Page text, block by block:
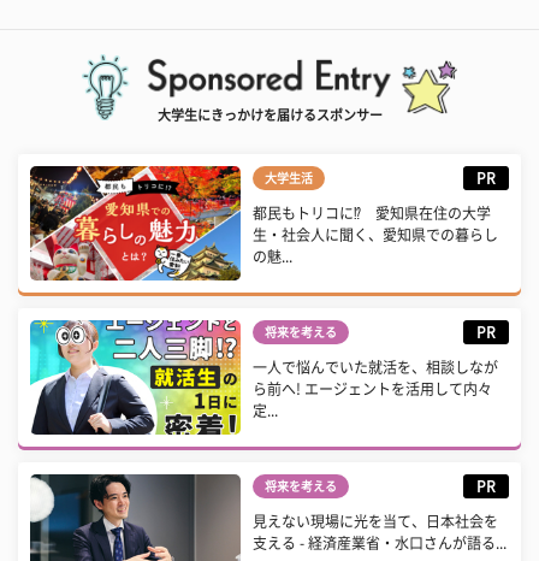
大学生にきっかけを届けるスポンサー
大学生活 PR
都民もトリコに⁉ 愛知県在住の大学
生・社会人に聞く、愛知県での暮らし
の魅...
将来を考える PR
一人で悩んでいた就活を、相談しなが
ら前へ! エージェントを活用して内々
定...
将来を考える PR
見えない現場に光を当て、日本社会を
支える - 経済産業省・水口さんが語る...